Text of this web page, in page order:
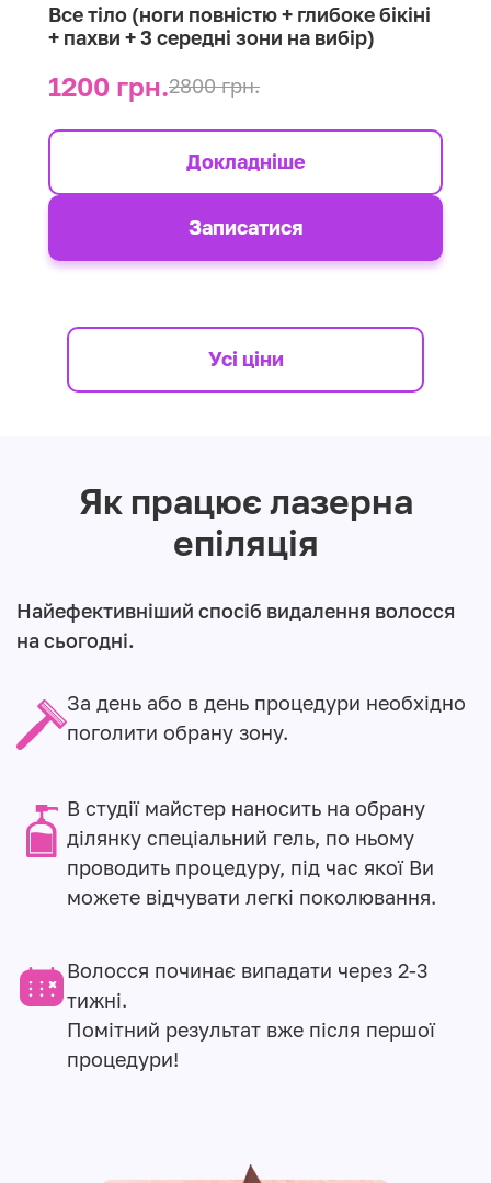
Все тіло (ноги повністю + глибоке бікіні
+ пахви + 3 середні зони на вибір)
1200 грн.2800 грн.
Докладніше
Записатися
Усі ціни
Як працює лазерна
епіляція
Найефективніший спосіб видалення волосся
на сьогодні.
За день або в день процедури необхідно
поголити обрану зону.
В студії майстер наносить на обрану
ділянку спеціальний гель, по ньому
проводить процедуру, під час якої Ви
можете відчувати легкі поколювання.
Волосся починає випадати через 2-3
тижні.
Помітний результат вже після першої
процедури!